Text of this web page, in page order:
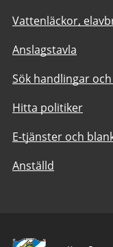
Vattenläckor,
Anslagstavla
Sök handlingar
Hitta politiker
E-tjänster och
Anställd